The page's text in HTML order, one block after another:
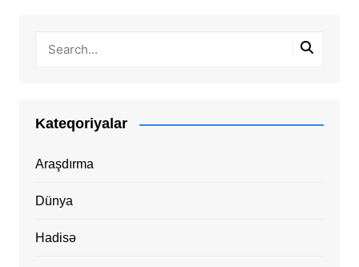
Kateqoriyalar
Araşdırma
Dünya
Hadisə